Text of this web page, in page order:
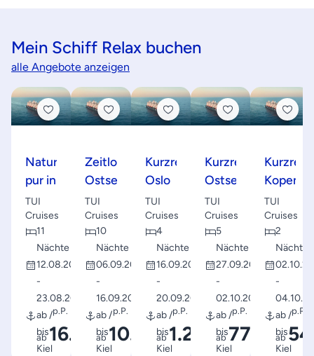
Mein Schiff Relax buchen
alle Angebote anzeigen
Natur
pur in
Norwegens
Fjorden
TUI
Cruises
11
Nächte
12.08.2026
-
23.08.2026
ab /
bis
Kiel
p.P.
ab16.999€
Zeitlose
Ostsee,
hyggeliges
Kopenhagen
TUI
Cruises
10
Nächte
06.09.2026
-
16.09.2026
ab /
bis
Kiel
p.P.
ab10.499 €
Kurzreise
Oslo
TUI
Cruises
4
Nächte
16.09.2026
-
20.09.2026
ab /
bis
Kiel
p.P.
ab1.299 €
Kurzreise
Ostsee
mit
Kopenhagen
TUI
Cruises
5
Nächte
27.09.2026
-
02.10.2026
ab /
bis
Kiel
p.P.
ab779
TUI
Cruises
2
Nächte
-
ab /
bis
Kiel
p.P.
ab